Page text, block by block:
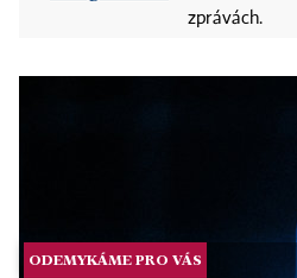
zprávách.
ODEMYKÁME PRO VÁS